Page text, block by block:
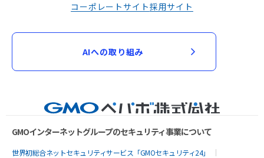
コーポレートサイト採用サイト
AIへの取り組み
GMOインターネットグループのセキュリティ事業について
世界初総合ネットセキュリティサービス「GMOセキュリティ24」